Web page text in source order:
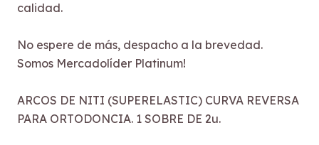
calidad.
No espere de más, despacho a la brevedad.
Somos Mercadolíder Platinum!
ARCOS DE NITI (SUPERELASTIC) CURVA REVERSA
PARA ORTODONCIA. 1 SOBRE DE 2u.